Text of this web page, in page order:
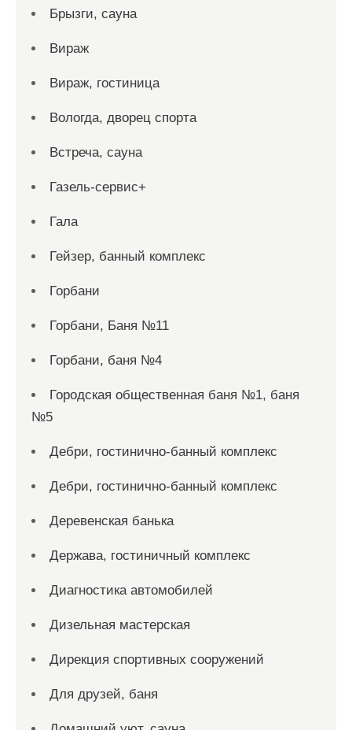
Брызги, сауна
Вираж
Вираж, гостиница
Вологда, дворец спорта
Встреча, сауна
Газель-сервис+
Гала
Гейзер, банный комплекс
Горбани
Горбани, Баня №11
Горбани, баня №4
Городская общественная баня №1, баня
№5
Дебри, гостинично-банный комплекс
Дебри, гостинично-банный комплекс
Деревенская банька
Держава, гостиничный комплекс
Диагностика автомобилей
Дизельная мастерская
Дирекция спортивных сооружений
Для друзей, баня